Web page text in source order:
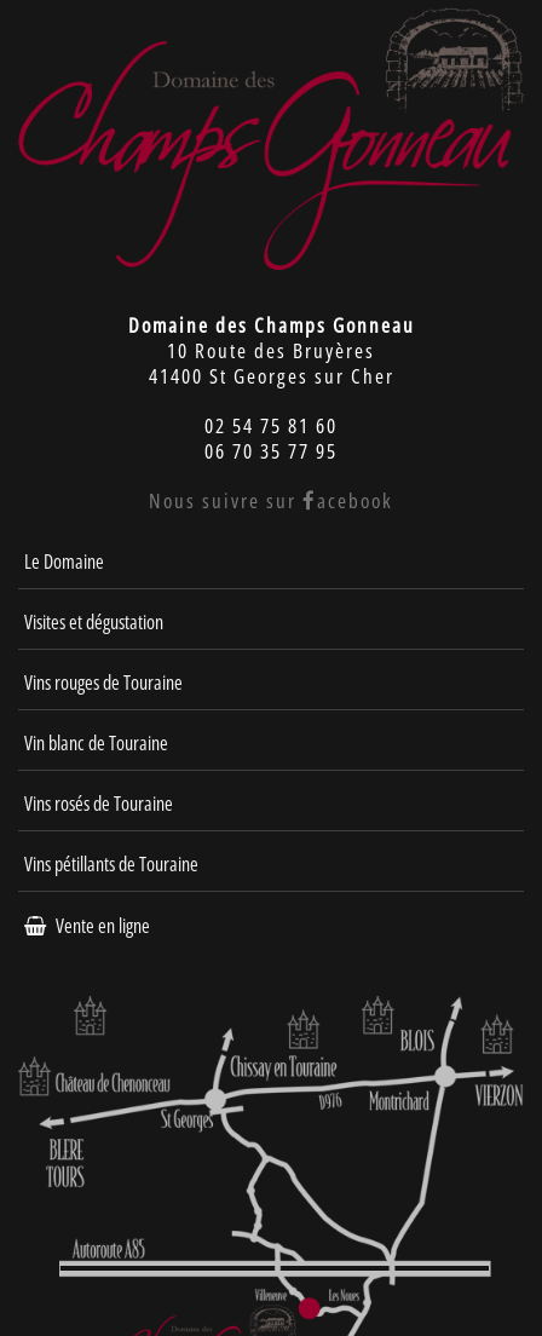
Domaine des Champs Gonneau
10 Route des Bruyères
41400 St Georges sur Cher
02 54 75 81 60
06 70 35 77 95
Nous suivre sur
acebook
Le Domaine
Visites et dégustation
Vins rouges de Touraine
Vin blanc de Touraine
Vins rosés de Touraine
Vins pétillants de Touraine
Vente en ligne